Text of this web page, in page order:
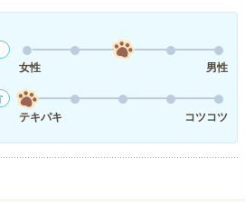
女性
男性
テキパキ
コツコツ